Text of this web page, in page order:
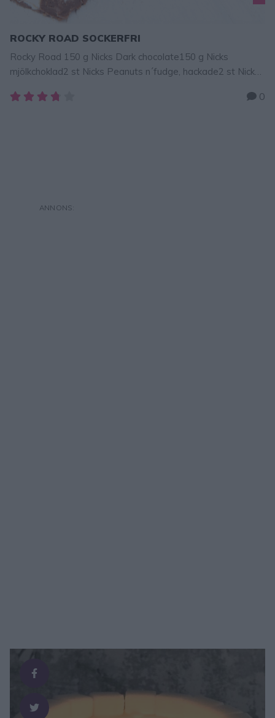
ROCKY ROAD SOCKERFRI
Rocky Road 150 g Nicks Dark chocolate150 g Nicks
mjölkchoklad2 st Nicks Peanuts n´fudge, hackade2 st Nicks
Smält chokladen över vattenbad. Tillsätt 1/2 dl vispgrädde 0